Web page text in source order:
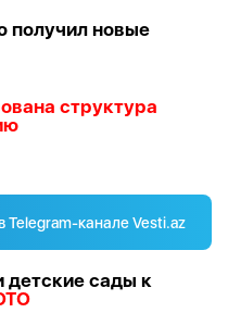
получил новые
структура
Telegram-канале Vesti.az
детские сады к